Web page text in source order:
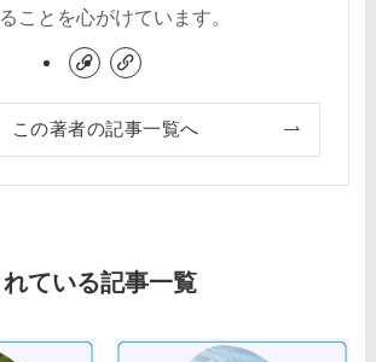
ことを心がけています。
この著者の記事一覧へ
ている記事一覧